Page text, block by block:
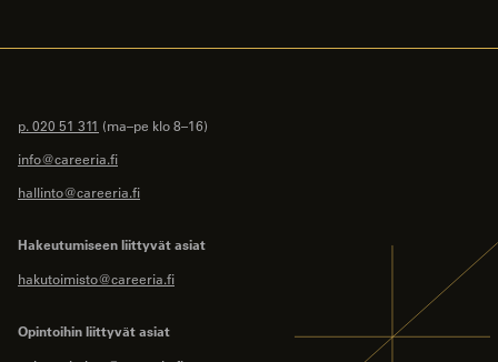
p. 020 51 311 (ma–pe klo 8–16)
info@careeria.fi
hallinto@careeria.fi
Hakeutumiseen liittyvät asiat
hakutoimisto@careeria.fi
Opintoihin liittyvät asiat